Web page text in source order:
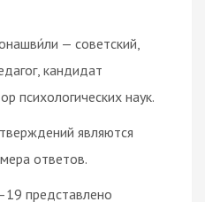
— советский,
кандидат
психологических наук.
являются
ответов.
представлено